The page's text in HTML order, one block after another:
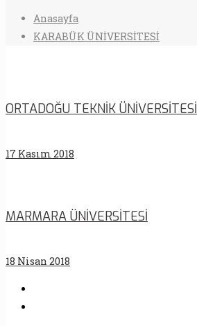
Anasayfa
KARABÜK ÜNİVERSİTESİ
ORTADOĞU TEKNİK ÜNİVERSİTESİ
17 Kasım 2018
MARMARA ÜNİVERSİTESİ
18 Nisan 2018